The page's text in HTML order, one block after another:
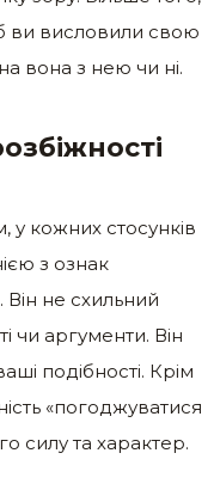
ви висловили свою
вона з нею чи ні.
кожних стосунків
з ознак
не схильний
чи аргументи. Він
подібності. Крім
«погоджуватися
силу та характер.